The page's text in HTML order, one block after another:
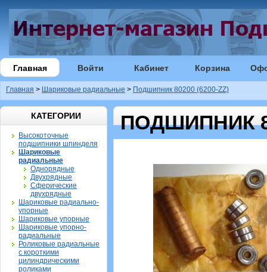
Главная Войти Кабинет Корзина
Главная > Шариковые радиальные > Подшипник 80200 (6200-ZZ)
КАТЕГОРИИ
Высокоточные
подшипники шпинделя
Шариковые
радиальные
Однорядные
Двухрядные
Сферические
двухрядные
Шариковые радиально-
упорные
Шариковые упорные
Шариковые упорно-
радиальные
Роликовые радиальные
с короткими
цилиндрическими
роликами
ПОДШИПНИК